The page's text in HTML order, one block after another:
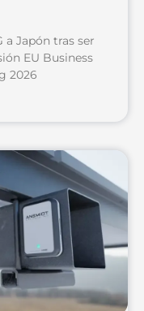
a Japón tras ser
EU Business
2026